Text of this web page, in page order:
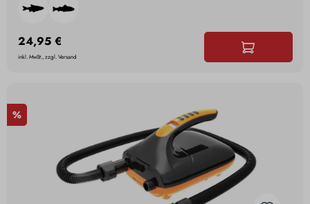
24,95 €
inkl. MwSt., zzgl. Versand
%